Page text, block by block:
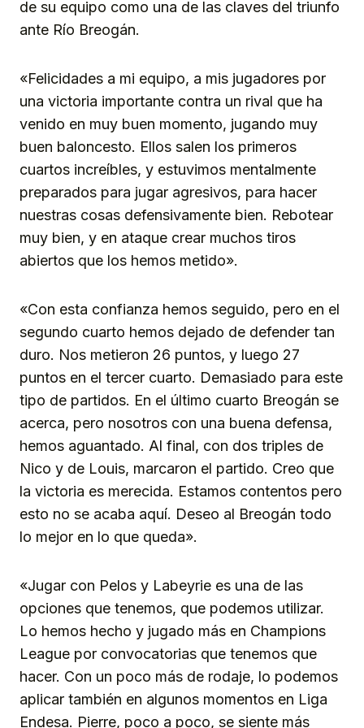
de su equipo como una de las claves del triunfo
ante Río Breogán.
«Felicidades a mi equipo, a mis jugadores por
una victoria importante contra un rival que ha
venido en muy buen momento, jugando muy
buen baloncesto. Ellos salen los primeros
cuartos increíbles, y estuvimos mentalmente
preparados para jugar agresivos, para hacer
nuestras cosas defensivamente bien. Rebotear
muy bien, y en ataque crear muchos tiros
abiertos que los hemos metido».
«Con esta confianza hemos seguido, pero en el
segundo cuarto hemos dejado de defender tan
duro. Nos metieron 26 puntos, y luego 27
puntos en el tercer cuarto. Demasiado para este
tipo de partidos. En el último cuarto Breogán se
acerca, pero nosotros con una buena defensa,
hemos aguantado. Al final, con dos triples de
Nico y de Louis, marcaron el partido. Creo que
la victoria es merecida. Estamos contentos pero
esto no se acaba aquí. Deseo al Breogán todo
lo mejor en lo que queda».
«Jugar con Pelos y Labeyrie es una de las
opciones que tenemos, que podemos utilizar.
Lo hemos hecho y jugado más en Champions
League por convocatorias que tenemos que
hacer. Con un poco más de rodaje, lo podemos
aplicar también en algunos momentos en Liga
Endesa. Pierre, poco a poco, se siente más